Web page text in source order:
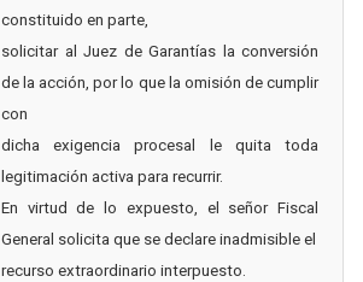
constituido en parte,
solicitar al Juez de Garantías la conversión
de la acción, por lo que la omisión de cumplir
con
dicha exigencia procesal le quita toda
legitimación activa para recurrir.
En virtud de lo expuesto, el señor Fiscal
General solicita que se declare inadmisible el
recurso extraordinario interpuesto.